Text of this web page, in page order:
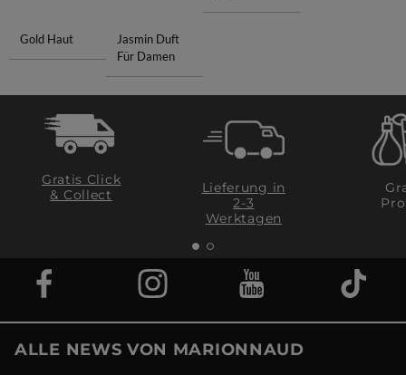
Gold Haut
Jasmin Duft
Für Damen
Gratis Click
& Collect
Lieferung in
2-3
Werktagen
ALLE NEWS VON MARIONNAUD